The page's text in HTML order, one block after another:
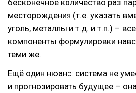
бесконечное количество раз
месторождения (т.е. указать
уголь, металлы и т.д. и т.п.) –
компоненты формулировки
теми же.
Ещё один нюанс: система не
и прогнозировать будущее –